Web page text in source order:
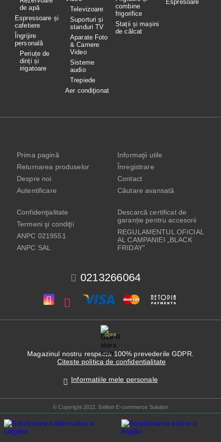
de apă
Espressoare și
cafetiere
Îngrijire
personală
Periuțe de
dinți și
irigatoare
Televizoare
Suporturi și
standuri TV
Aparate Foto
& Camere
Video
Sisteme
audio
Trepiede
Aer condiţionat
combine
frigorifice
Stații și mașini
de călcat
Espresoare
0213266064
Prima pagină
Returnarea produselor
Despre noi
Autentificare
Informaţii utile
Înregistrare
Contact
Căutare avansată
Confidenţialitate
Termeni şi condiţii
ANPC 0219551
ANPC SAL
Descarcă certificat de
garanție pentru accesorii
REGULAMENTUL OFICIAL
AL CAMPANIEI „BLACK
FRIDAY”
GDPR
Magazinul nostru respecta 100% prevederile GDPR.
Citeste politica de confidentialitate
Informatiile mele personale
© Copyright 2022. Seliton E-commerce Solution